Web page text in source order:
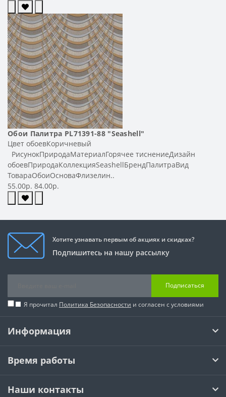
Обои Палитра PL71391-88 "Seashell"
Цвет обоевКоричневый
РисунокПриродаМатериалГорячее тиснениеДизайн
обоевПриродаКоллекцияSeashellБрендПалитраВид
ТовараОбоиОсноваФлизелин..
55.00р. 84.00р.
Хотите узнавать первым об акциях и скидках?
Подпишитесь на нашу рассылку
Подписаться
Я прочитал Политика Безопасности и согласен с условиями
Информация
Время работы
Наши контакты